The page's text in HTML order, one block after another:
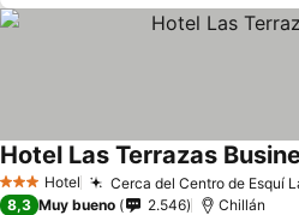
3 Estrellas
Hotel Cerca del Centro de Esquí
Hotel Las Terrazas
8,3 Muy bueno 2.546 Chillán